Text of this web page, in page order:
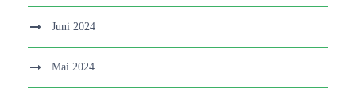
Juni 2024
Mai 2024